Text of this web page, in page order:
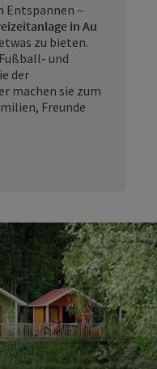
Entspannen –
in Au
zu bieten.
und
der
machen sie zum
Freunde